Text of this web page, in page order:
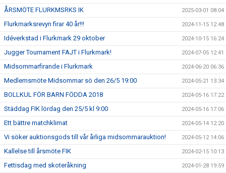
ÅRSMÖTE FLURKMSRKS IK 2025-03-01 08:04
Flurkmarksrevyn firar 40 år!!! 2024-11-15 12:48
Idéverkstad i Flurkmark 29 oktober 2024-10-15 16:24
Jugger Tournament FAJT i Flurkmark! 2024-07-05 12:41
Midsommarfirande i Flurkmark 2024-06-20 06:36
Medlemsmöte Midsommar sö den 26/5 19:00 2024-05-21 13:34
BOLLKUL FÖR BARN FÖDDA 2018 2024-05-16 17:22
Städdag FIK lördag den 25/5 kl 9:00 2024-05-16 17:06
Ett bättre matchklimat 2024-05-14 12:20
Vi söker auktionsgods till vår årliga midsommarauktion! 2024-05-12 14:06
Kallelse till årsmöte FIK 2024-02-15 10:13
Fettisdag med skoteråkning 2024-01-28 19:59